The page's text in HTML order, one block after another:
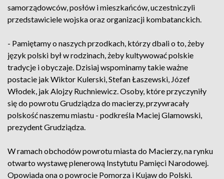
samorządowców, posłów i mieszkańców, uczestniczyli
przedstawiciele wojska oraz organizacji kombatanckich.
- Pamiętamy o naszych przodkach, którzy dbali o to, żeby
język polski był w rodzinach, żeby kultywować polskie
tradycje i obyczaje. Dzisiaj wspominamy takie ważne
postacie jak Wiktor Kulerski, Stefan Łaszewski, Józef
Włodek, jak Alojzy Ruchniewicz. Osoby, które przyczyniły
się do powrotu Grudziądza do macierzy, przywracały
polskość naszemu miastu - podkreśla Maciej Glamowski,
prezydent Grudziądza.
W ramach obchodów powrotu miasta do Macierzy, na rynku
otwarto wystawę plenerową Instytutu Pamięci Narodowej.
Opowiada ona o powrocie Pomorza i Kujaw do Polski.